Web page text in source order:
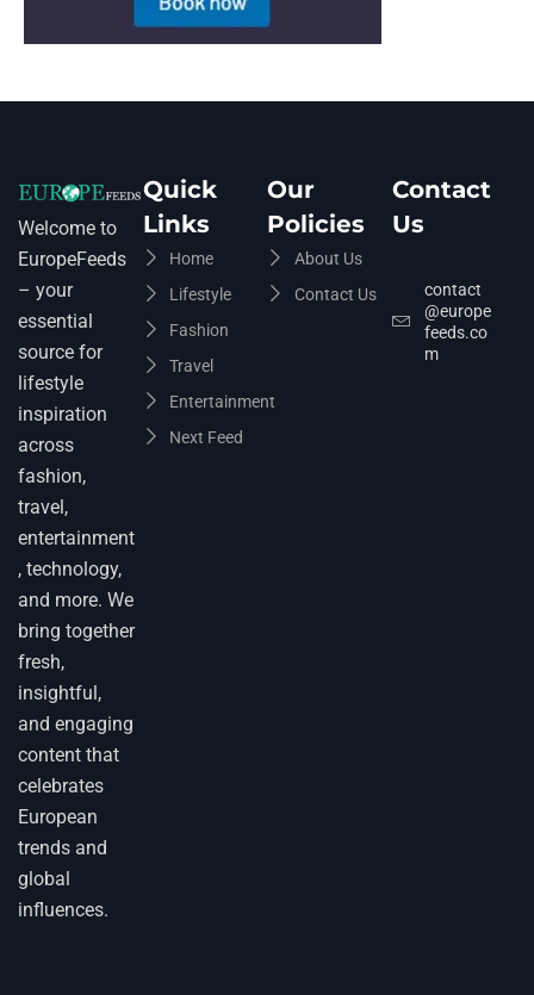
Welcome to
EuropeFeeds
– your
essential
source for
lifestyle
inspiration
across
fashion,
travel,
entertainment
, technology,
and more. We
bring together
fresh,
insightful,
and engaging
content that
celebrates
European
trends and
global
influences.
Quick
Links
Home
Lifestyle
Fashion
Travel
Entertainment
Next Feed
Our
Policies
About Us
Contact Us
Contact
Us
contact
@europe
feeds.co
m